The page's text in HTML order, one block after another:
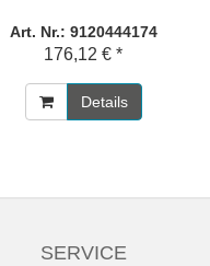
Art. Nr.: 9120444174
176,12 € *
Details
SERVICE